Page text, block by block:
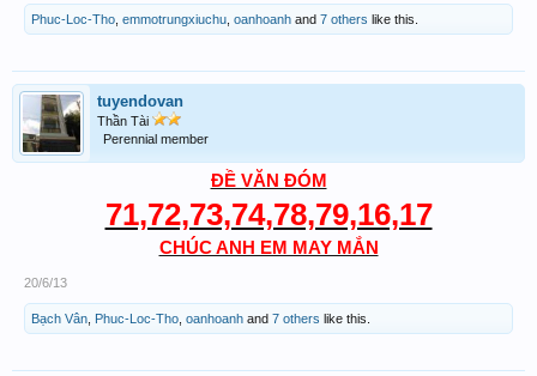
Phuc-Loc-Tho emmotrungxiuchu oanhoanh and 7 others like this.
tuyendovan
Thần Tài
Perennial member
ĐỀ VĂN ĐÓM
71,72,73,74,78,79,16,17
CHÚC ANH EM MAY MẮN
20/6/13
Bạch Vân Phuc-Loc-Tho oanhoanh and 7 others like this.